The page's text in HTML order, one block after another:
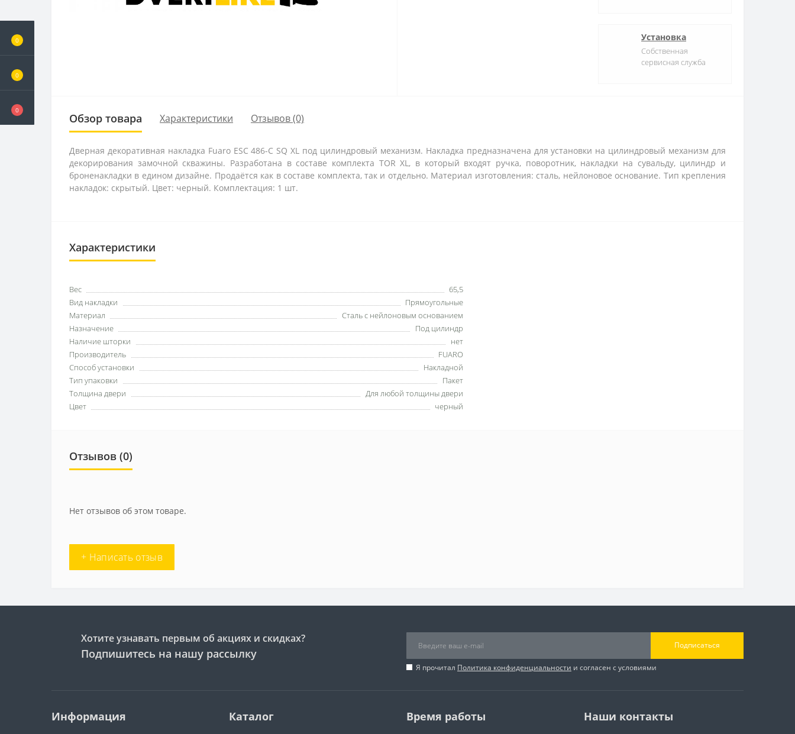
0
0
0
Установка
Собственная
сервисная служба
Обзор товара Характеристики Отзывов (0)
Дверная декоративная накладка Fuaro ESC 486-C SQ XL под цилиндровый механизм. Накладка предназначена для установки на цилиндровый механизм для
декорирования замочной скважины. Разработана в составе комплекта TOR XL, в который входят ручка, поворотник, накладки на сувальду, цилиндр и
броненакладки в едином дизайне. Продаётся как в составе комплекта, так и отдельно. Материал изготовления: сталь, нейлоновое основание. Тип крепления
накладок: скрытый. Цвет: черный. Комплектация: 1 шт.
Характеристики
Вес
65,5
Вид накладки
Прямоугольные
Материал
Сталь с нейлоновым основанием
Назначение
Под цилиндр
Наличие шторки
нет
Производитель
FUARO
Способ установки
Накладной
Тип упаковки
Пакет
Толщина двери
Для любой толщины двери
Цвет
черный
Отзывов (0)
Нет отзывов об этом товаре.
+ Написать отзыв
Хотите узнавать первым об акциях и скидках?
Подпишитесь на нашу рассылку
Подписаться
Я прочитал Политика конфиденциальности и согласен с условиями
Информация Каталог Время работы Наши контакты